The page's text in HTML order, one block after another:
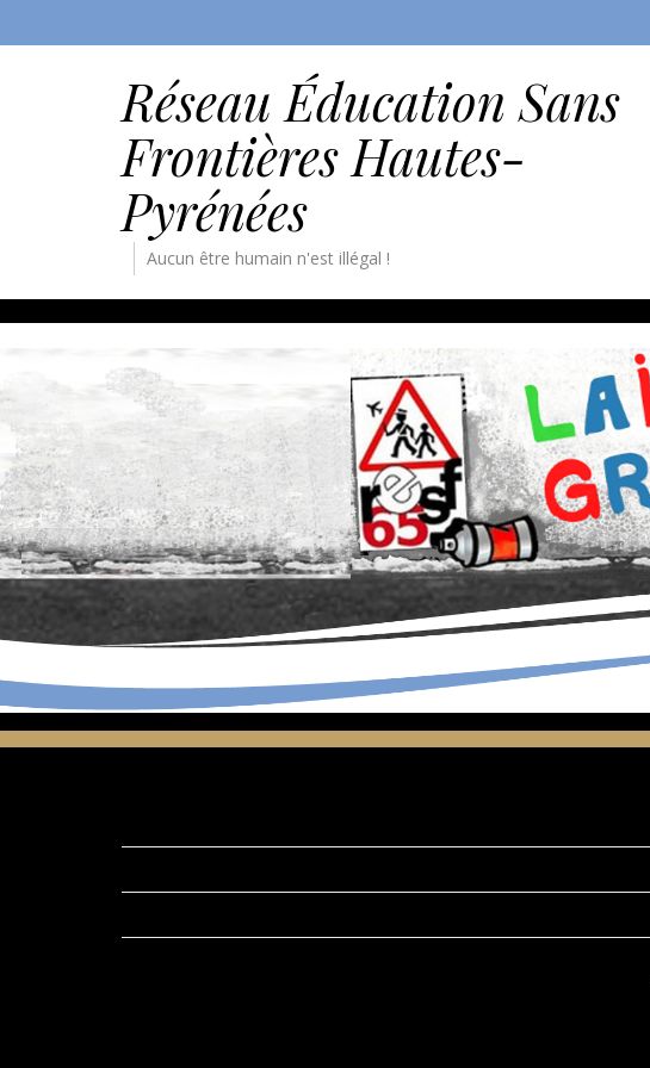
Réseau Éducation Sans
Frontières Hautes-
Pyrénées
Aucun être humain n'est illégal !